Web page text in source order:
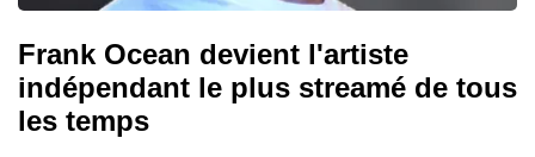
Frank Ocean devient l'artiste
indépendant le plus streamé de tous
les temps